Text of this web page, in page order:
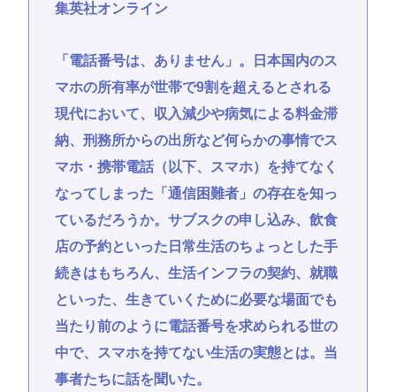
集英社オンライン
「電話番号は、ありません」。日本国内のス
マホの所有率が世帯で9割を超えるとされる
現代において、収入減少や病気による料金滞
納、刑務所からの出所など何らかの事情でス
マホ・携帯電話（以下、スマホ）を持てなく
なってしまった「通信困難者」の存在を知っ
ているだろうか。サブスクの申し込み、飲食
店の予約といった日常生活のちょっとした手
続きはもちろん、生活インフラの契約、就職
といった、生きていくために必要な場面でも
当たり前のように電話番号を求められる世の
中で、スマホを持てない生活の実態とは。当
事者たちに話を聞いた。